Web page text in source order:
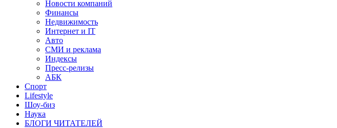
Новости компаний
Финансы
Недвижимость
Интернет и IT
Авто
СМИ и реклама
Индексы
Пресс-релизы
АБК
Спорт
Lifestyle
Шоу-биз
Наука
БЛОГИ ЧИТАТЕЛЕЙ